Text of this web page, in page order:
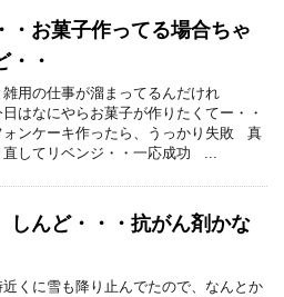
・お菓子作ってる場合ちゃ
・・
雑用の仕事が溜まってるんだけれ
はなにやらお菓子が作りたくてー・・
ォンケーキ作ったら、うっかり失敗 真
直してリベンジ・・一応成功 ...
しんど・・・抗がん剤かな
くに雪も降り止んでたので、なんとか